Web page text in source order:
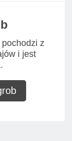
z
i jest